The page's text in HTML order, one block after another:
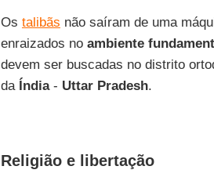
Os talibãs não saíram de uma
enraizados no ambiente
devem ser buscadas no distrito
da Índia- Uttar Pradesh.
Religião e libertação